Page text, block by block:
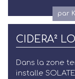
par
CIDERA²
Dans la zone
installe